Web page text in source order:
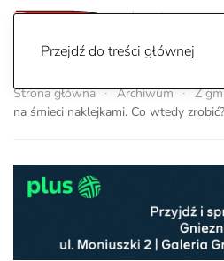
Przejdź do treści głównej
Strona główna Archiwum Z
na śmieci naklejkami. Co wtedy zrobić?